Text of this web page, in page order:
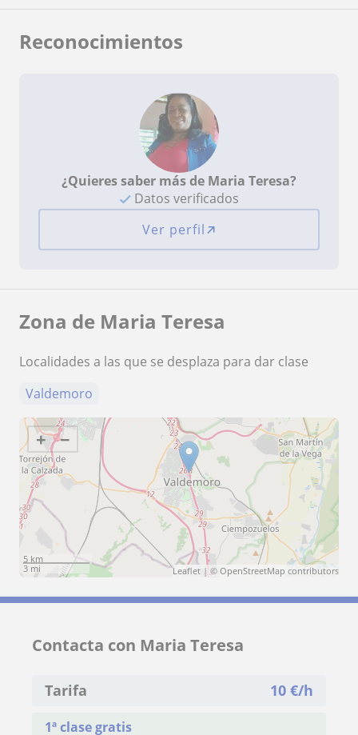
Reconocimientos
¿Quieres saber más de Maria Teresa?
Datos verificados
Ver perfil
Zona de Maria Teresa
Localidades a las que se desplaza para dar clase
Valdemoro
+ −
5 km
3 mi
Leaflet | © OpenStreetMap contributors
Contacta con Maria Teresa
Tarifa 10 €/h
1ª clase gratis